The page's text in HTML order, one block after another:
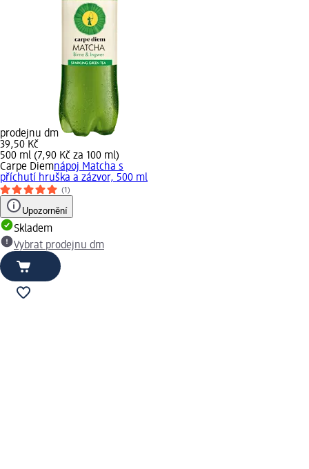
prodejnu dm
39,50 Kč
500 ml (7,90 Kč za 100 ml)
Carpe Diemnápoj Matcha s
příchutí hruška a zázvor, 500 ml
(1)
Upozornění
Skladem
Vybrat prodejnu dm